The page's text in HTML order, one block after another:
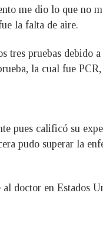
me dio lo que no
la falta de aire.
pruebas debido
la cual fue
pues calificó su
pudo superar la
doctor en Estados